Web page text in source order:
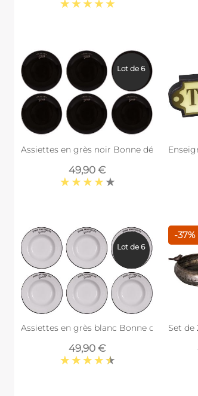
Assiettes en grès noir Bonne dégustation
49,90 €
Lot de 6
Assiettes en grès blanc Bonne
49,90 €
Lot de 6
-37%
Set de